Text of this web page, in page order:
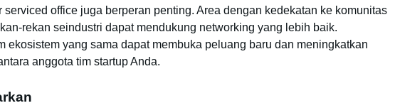
serviced office juga berperan penting. Area dengan kedekatan ke komunitas
rekan seindustri dapat mendukung networking yang lebih baik.
ekosistem yang sama dapat membuka peluang baru dan meningkatkan
anggota tim startup Anda.